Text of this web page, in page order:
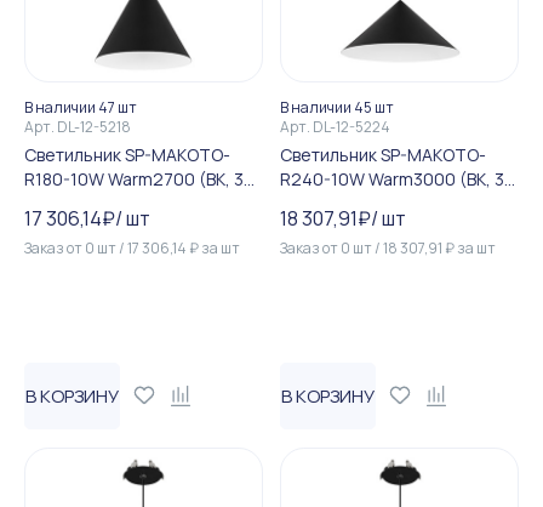
В наличии 47 шт
Арт. DL-12-5218
Светильник SP-MAKOTO-
R180-10W Warm2700 (BK, 36
17 306,14₽/шт
Заказ от0 шт/17 306,14 ₽за шт
В КОРЗИНУ
В наличии 45 шт
Арт. DL-12-5224
Светильник SP-MAKOTO-
R240-10W Warm3000 (BK, 36
18 307,91₽/шт
Заказ от0 шт/18 307,91 ₽за шт
В КОРЗИНУ